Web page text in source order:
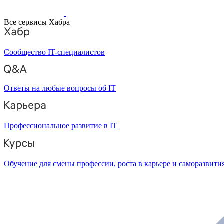
Все сервисы Хабра
Сообщество IT-специалистов
Ответы на любые вопросы об IT
Профессиональное развитие в IT
Обучение для смены профессии, роста в карьере и